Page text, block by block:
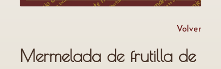
Volver
Mermelada de frutilla de